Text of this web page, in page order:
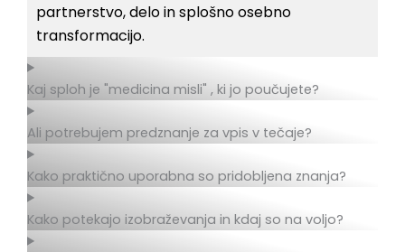
partnerstvo, delo in splošno osebno
transformacijo.
Kaj sploh je "medicina misli" , ki jo poučujete?
Ali potrebujem predznanje za vpis v tečaje?
Kako praktično uporabna so pridobljena znanja?
Kako potekajo izobraževanja in kdaj so na voljo?